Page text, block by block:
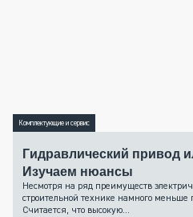
Комплектующие и сервис
Гидравлический привод
Изучаем нюансы
Несмотря на ряд преимуществ
строительной технике намного
Считается, что высокую...